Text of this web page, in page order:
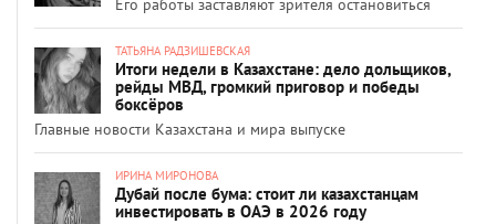
Его работы заставляют зрителя остановиться
ТАТЬЯНА РАДЗИШЕВСКАЯ
Итоги недели в Казахстане: дело дольщиков,
рейды МВД, громкий приговор и победы
боксёров
Главные новости Казахстана и мира выпуске
ИРИНА МИРОНОВА
Дубай после бума: стоит ли казахстанцам
инвестировать в ОАЭ в 2026 году